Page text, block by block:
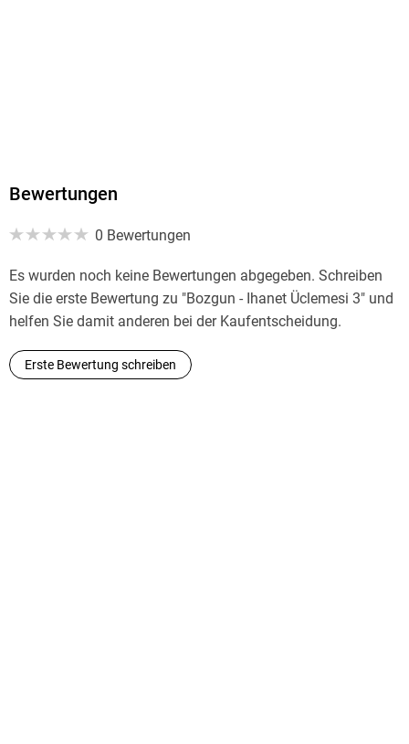
Bewertungen
0 Bewertungen
Es wurden noch keine Bewertungen abgegeben. Schreiben
Sie die erste Bewertung zu "Bozgun - Ihanet Üclemesi 3" und
helfen Sie damit anderen bei der Kaufentscheidung.
Erste Bewertung schreiben